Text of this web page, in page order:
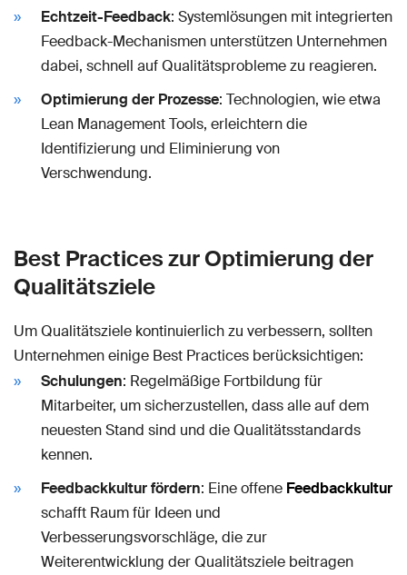
Echtzeit-Feedback: Systemlösungen mit integrierten
Feedback-Mechanismen unterstützen Unternehmen
dabei, schnell auf Qualitätsprobleme zu reagieren.
Optimierung der Prozesse: Technologien, wie etwa
Lean Management Tools, erleichtern die
Identifizierung und Eliminierung von
Verschwendung.
Best Practices zur Optimierung der
Qualitätsziele
Um Qualitätsziele kontinuierlich zu verbessern, sollten
Unternehmen einige Best Practices berücksichtigen:
Schulungen: Regelmäßige Fortbildung für
Mitarbeiter, um sicherzustellen, dass alle auf dem
neuesten Stand sind und die Qualitätsstandards
kennen.
Feedbackkultur fördern: Eine offene Feedbackkultur
schafft Raum für Ideen und
Verbesserungsvorschläge, die zur
Weiterentwicklung der Qualitätsziele beitragen